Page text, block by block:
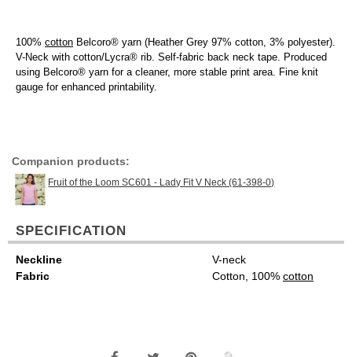
100% cotton Belcoro® yarn (Heather Grey 97% cotton, 3% polyester).
V-Neck with cotton/Lycra® rib. Self-fabric back neck tape. Produced
using Belcoro® yarn for a cleaner, more stable print area. Fine knit
gauge for enhanced printability.
Companion products:
Fruit of the Loom SC601 - Lady Fit V Neck (61-398-0)
SPECIFICATION
Neckline
V-neck
Fabric
Cotton, 100% cotton